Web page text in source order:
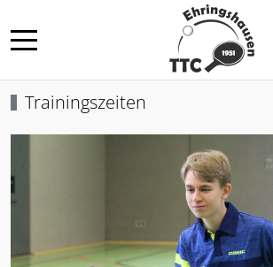
Mobile Menu Toggle
Trainingszeiten